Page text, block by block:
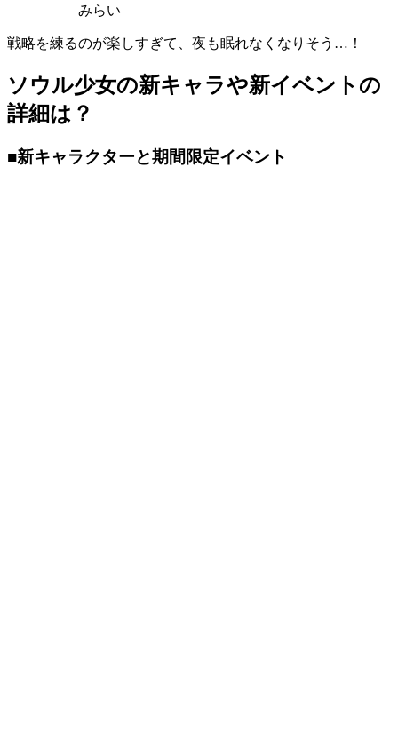
みらい
戦略を練るのが楽しすぎて、夜も眠れなくなりそう…！
ソウル少女の新キャラや新イベントの
詳細は？
■新キャラクターと期間限定イベント